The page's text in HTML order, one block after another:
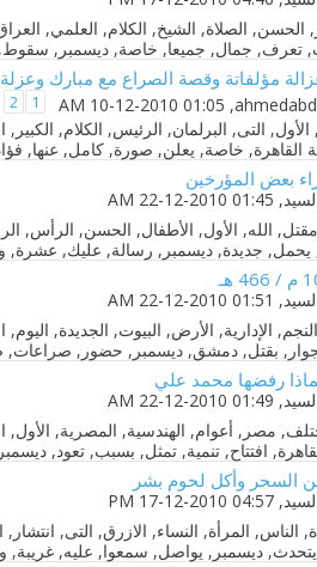
مؤلفاتة وقصة الصراع مع مبارك وعزلة
‏, 10-12-2010 01:05 AM
1
2
بعض المؤرخين
‏, 22-12-2010 01:45 AM
‏, 22-12-2010 01:51 AM
رفضها محمد علي
‏, 22-12-2010 01:49 AM
السحر وأكل لحوم بشر
‏, 17-12-2010 04:57 PM